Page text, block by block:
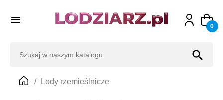
search

0
Lody rzemieślnicze